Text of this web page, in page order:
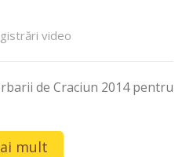
video
de Craciun 2014 pentru
mult